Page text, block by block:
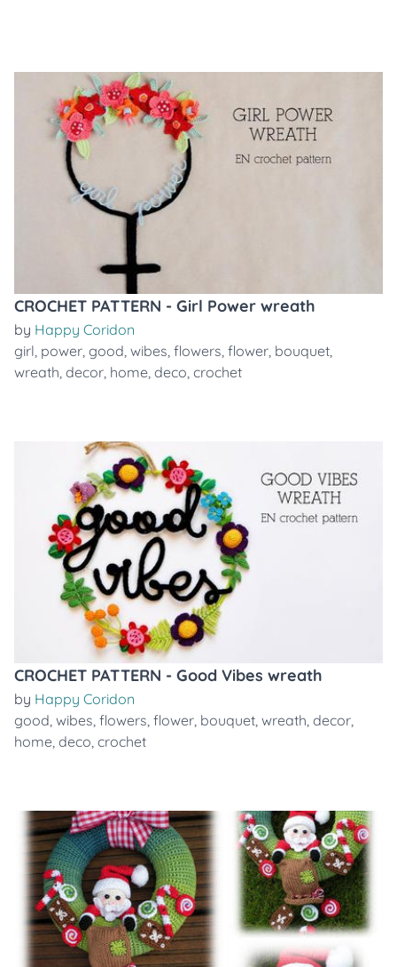
CROCHET PATTERN - Girl Power wreath
by Happy Coridon
girl, power, good, wibes, flowers, flower, bouquet,
wreath, decor, home, deco, crochet
CROCHET PATTERN - Good Vibes wreath
by Happy Coridon
good, wibes, flowers, flower, bouquet, wreath, decor,
home, deco, crochet